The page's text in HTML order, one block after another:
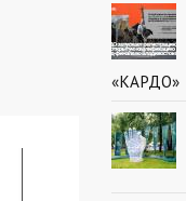
«КАРДО»